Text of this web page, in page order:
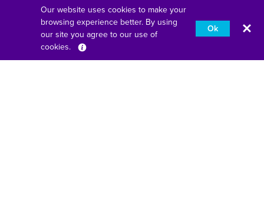
Accueil entreprises
Se connecter sans complexité
L'éducation réimaginée
Faites en sorte que vos affaires restent des affaires
Our website uses cookies to make your
browsing experience better. By using
our site you agree to our use of
cookies.
Ok